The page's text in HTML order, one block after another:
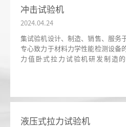
冲击试验机
2024.04.24
集试验机设计、制造、销售、服务
专心致力于材料力学性能检测设备
力值卧式拉力试验机研发制造
液压式拉力试验机